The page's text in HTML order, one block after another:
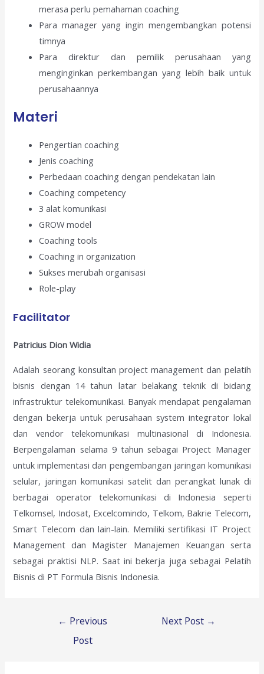
merasa perlu pemahaman coaching
Para manager yang ingin mengembangkan potensi
timnya
Para direktur dan pemilik perusahaan yang
menginginkan perkembangan yang lebih baik untuk
perusahaannya
Materi
Pengertian coaching
Jenis coaching
Perbedaan coaching dengan pendekatan lain
Coaching competency
3 alat komunikasi
GROW model
Coaching tools
Coaching in organization
Sukses merubah organisasi
Role-play
Facilitator
Patricius Dion Widia
Adalah seorang konsultan project management dan pelatih
bisnis dengan 14 tahun latar belakang teknik di bidang
infrastruktur telekomunikasi. Banyak mendapat pengalaman
dengan bekerja untuk perusahaan system integrator lokal
dan vendor telekomunikasi multinasional di Indonesia.
Berpengalaman selama 9 tahun sebagai Project Manager
untuk implementasi dan pengembangan jaringan komunikasi
selular, jaringan komunikasi satelit dan perangkat lunak di
berbagai operator telekomunikasi di Indonesia seperti
Telkomsel, Indosat, Excelcomindo, Telkom, Bakrie Telecom,
Smart Telecom dan lain-lain. Memiliki sertifikasi IT Project
Management dan Magister Manajemen Keuangan serta
sebagai praktisi NLP. Saat ini bekerja juga sebagai Pelatih
Bisnis di PT Formula Bisnis Indonesia.
← Previous
Post
Next Post →